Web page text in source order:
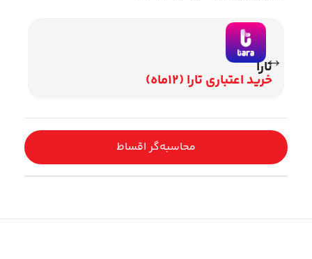
تارا
خرید اعتباری تارا (12ماه)
محاسبه‌گر اقساط